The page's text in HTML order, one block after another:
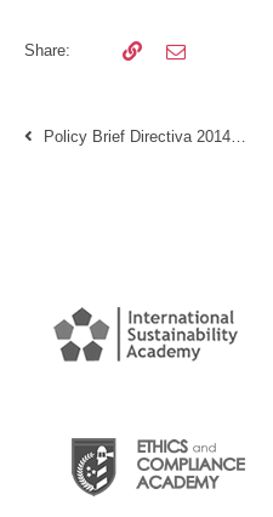
Share:
Policy Brief Directiva 2014/95/UE. Sectiunea 3